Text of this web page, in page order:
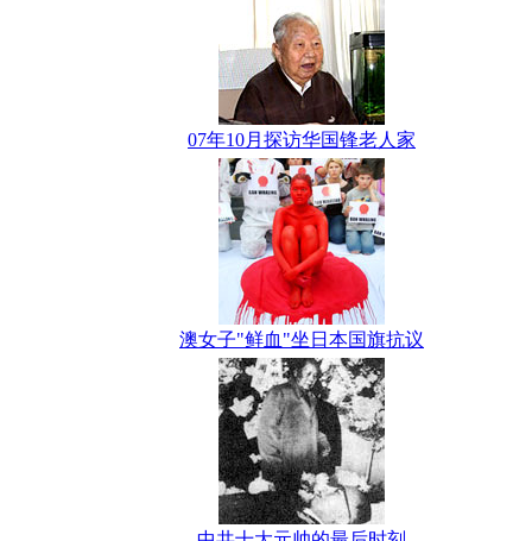
07年10月探访华国锋老人家
澳女子"鲜血"坐日本国旗抗议